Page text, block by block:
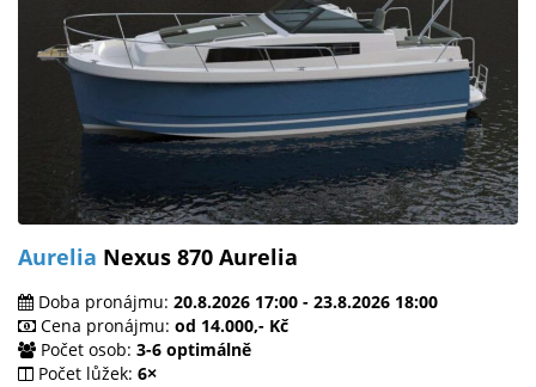
Aurelia Nexus 870 Aurelia
Doba pronájmu: 20.8.2026 17:00 - 23.8.2026 18:00
Cena pronájmu: od 14.000,- Kč
Počet osob: 3-6 optimálně
Počet lůžek: 6×